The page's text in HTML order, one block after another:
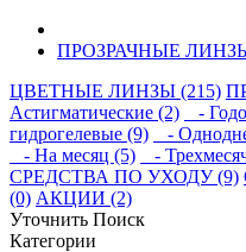
ПРОЗРАЧНЫЕ
ЦВЕТНЫЕ ЛИНЗЫ (215)
Астигматические (2)
-
гидрогелевые (9)
-
- На месяц (5)
-
СРЕДСТВА ПО УХОДУ (9)
(0) АКЦИИ (2)
Уточнить Поиск
Категории